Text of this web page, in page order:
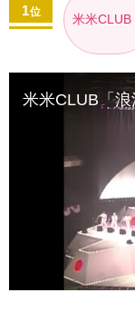
米米CLUB
1位
米米CLUB「